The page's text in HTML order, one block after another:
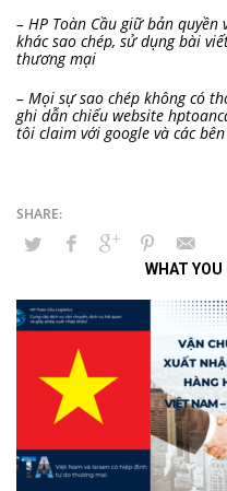
– HP Toàn Cầu giữ bản
khác sao chép, sử dụng bài
thương mại
– Mọi sự sao chép không có
ghi dẫn chiếu website
tôi claim với google và các
WHAT YOU